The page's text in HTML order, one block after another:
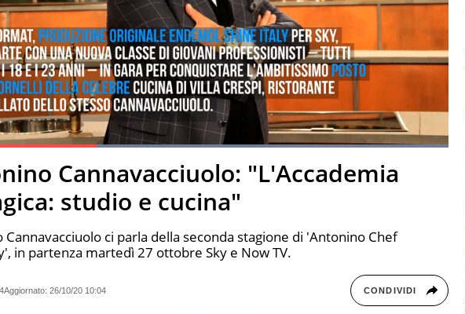
Loaded:100.00%
Fullscreen
Cannavacciuolo: "L'Accademia
studio e cucina"
Cannavacciuolo ci parla della seconda stagione di 'Antonino Chef
in partenza martedì 27 ottobre Sky e Now TV.
Aggiornato: 26/10/20 10:04 CONDIVIDI